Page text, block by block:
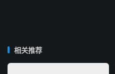
相关推荐